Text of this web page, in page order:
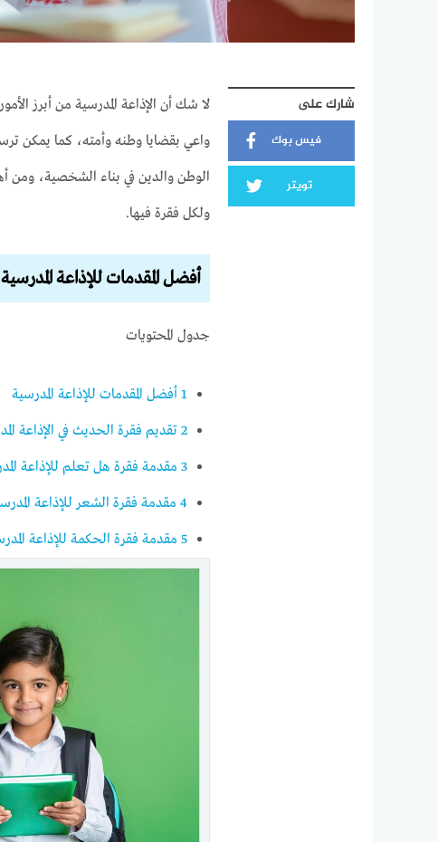
شارك على
فيس بوك
تويتر
لا شك أن الإذاعة المدرسية من أبرز
واعي بقضايا وطنه وأمته، كما يمكن
الوطن والدين في بناء الشخصية، ومن
ولكل فقرة فيها.
أفضل المقدمات للإذاعة المدرسية
جدول المحتويات
1أفضل المقدمات للإذاعة المدرسية
2تقديم فقرة الحديث في الإذاعة
3مقدمة فقرة هل تعلم للإذاعة
4مقدمة فقرة الشعر للإذاعة
5مقدمة فقرة الحكمة للإذاعة